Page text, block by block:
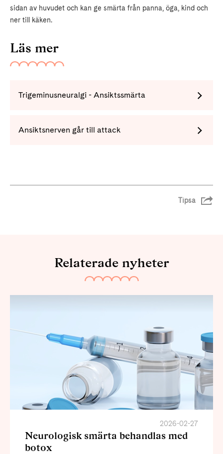
sidan av huvudet och kan ge smärta från panna, öga, kind och
ner till käken.
Läs mer
Trigeminusneuralgi - Ansiktssmärta
Ansiktsnerven går till attack
Tipsa
Relaterade nyheter
2026-02-27
Neurologisk smärta behandlas med
botox